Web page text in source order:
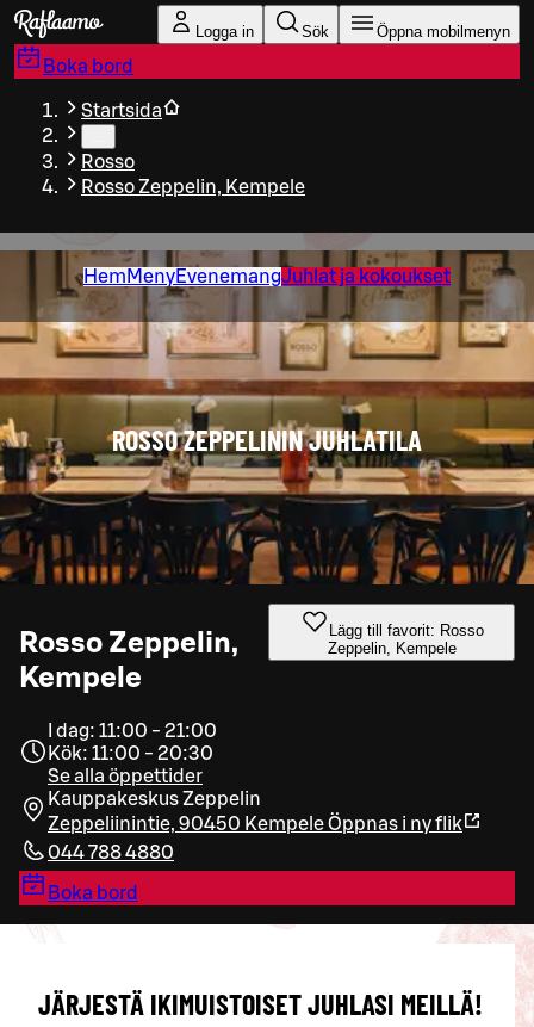
Gå till huvudinnehållet
Logga in Sök Öppna mobilmenyn
Boka bord
Startsida
Rosso
Rosso Zeppelin, Kempele
Hem MenyEvenemangJuhlat ja kokoukset
ROSSO ZEPPELININ JUHLATILA
Rosso Zeppelin,
Kempele
Lägg till favorit: Rosso
Zeppelin, Kempele
I dag: 11:00 - 21:00
Kök: 11:00 - 20:30
Se alla öppettider
Kauppakeskus Zeppelin
Zeppeliinintie, 90450 KempeleÖppnas i ny flik
044 788 4880
Boka bord
JÄRJESTÄ IKIMUISTOISET JUHLASI MEILLÄ!